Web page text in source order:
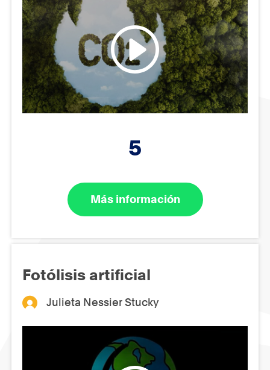
5
Más información
Fotólisis artificial
Julieta Nessier Stucky